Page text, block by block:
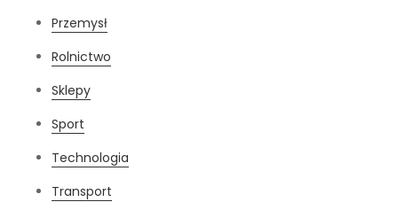
Przemysł
Rolnictwo
Sklepy
Sport
Technologia
Transport